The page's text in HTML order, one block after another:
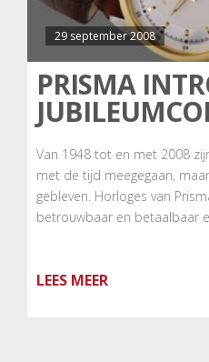
29 september 2008
PRISMA
Van 1948 tot en met 2008
met de tijd meegegaan,
gebleven. Horloges van
betrouwbaar en betaalbaar
LEES MEER